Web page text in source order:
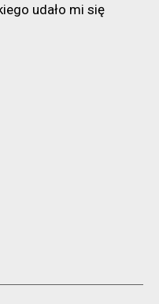
udało mi się